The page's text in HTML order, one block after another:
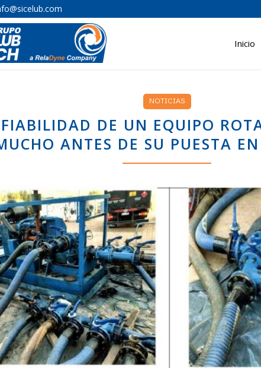
Inicio
NOTICIAS
DE UN EQUIPO
ANTES DE SU PUESTA